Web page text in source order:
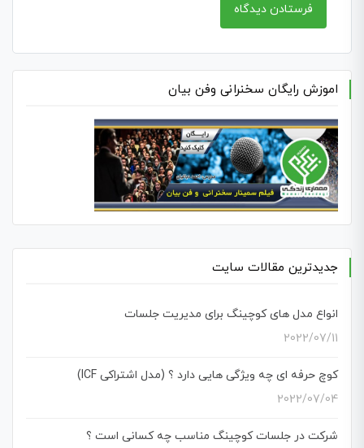
اموزش رایگان سخنرانی وفن بیان
جدیدترین مقالات سایت
انواع مدل های کوچینگ برای مدیریت جلسات
2022/07/11
کوچ حرفه ای چه ویژگی هایی دارد ؟ (مدل اشتراکی ICF)
2022/07/04
شرکت در جلسات کوچینگ مناسب چه کسانی است ؟